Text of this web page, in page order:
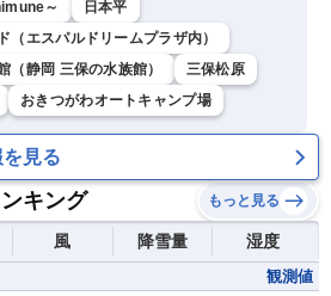
～
日本平
（エスパルドリームプラザ内）
（静岡 三保の水族館）
三保松原
おきつがわオートキャンプ場
見る
キング もっと見る
風 降雪量 湿度
観測値